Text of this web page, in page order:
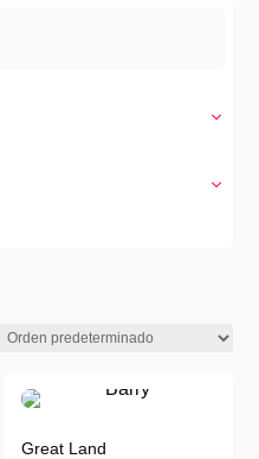
Great Land